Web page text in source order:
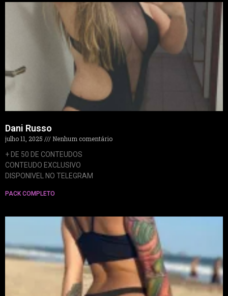
Dani Russo
julho 11, 2025
Nenhum comentário
+ DE 50 DE CONTEUDOS
CONTEUDO EXCLUSIVO
DISPONIVEL NO TELEGRAM
PACK COMPLETO